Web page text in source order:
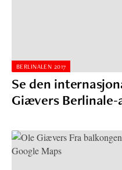
BERLINALEN 2017
Se den
Giævers